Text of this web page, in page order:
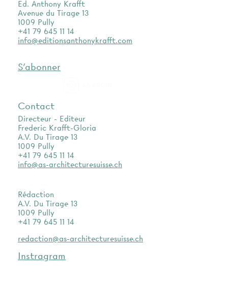
Ed. Anthony Krafft
Avenue du Tirage 13
1009 Pully
+41 79 645 11 14
info@editionsanthonykrafft.com
S'abonner
Contact
Directeur - Editeur
Frederic Krafft-Gloria
A.V. Du Tirage 13
1009 Pully
+41 79 645 11 14
info@as-architecturesuisse.ch
Rédaction
A.V. Du Tirage 13
1009 Pully
+41 79 645 11 14
redaction@as-architecturesuisse.ch
Instragram